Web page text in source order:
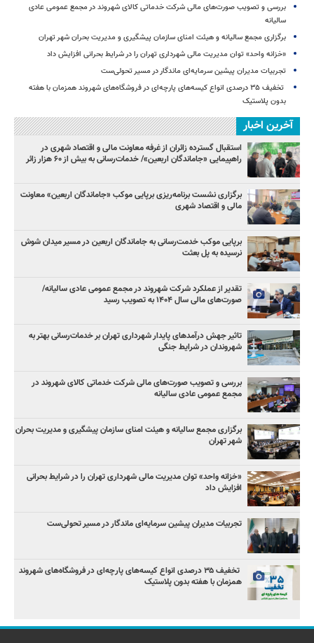
بررسی و تصویب صورت‌های مالی شرکت خدماتی کالای شهروند در مجمع عمومی عادی
سالیانه
برگزاری مجمع سالیانه و هیئت امنای سازمان پیشگیری و مدیریت بحران شهر تهران
«خزانه واحد» توان مدیریت مالی شهرداری تهران را در شرایط بحرانی افزایش داد
تجربیات مدیران پیشین سرمایه‌ای ماندگار در مسیر تحولی‌ست
️ تخفیف ۳۵ درصدی انواع کیسه‌های پارچه‌ای در فروشگاه‌های شهروند همزمان با هفته
بدون پلاستیک
آخرین اخبار
استقبال گسترده زائران از غرفه معاونت مالی و اقتصاد شهری در
راهپیمایی «جاماندگان اربعین»/ خدمات‌رسانی به بیش از ۶۰ هزار زائر
برگزاری نشست برنامه‌ریزی برپایی موکب «جاماندگان اربعین» معاونت
مالی و اقتصاد شهری
برپایی موکب خدمت‌رسانی به جاماندگان اربعین در مسیر میدان شوش
نرسیده به پل بعثت
تقدیر از عملکرد شرکت شهروند در مجمع عمومی عادی سالیانه/
صورت‌های مالی سال ۱۴۰۴ به تصویب رسید
تاثیر جهش درآمدهای پایدار شهرداری تهران بر خدمات‌رسانی بهتر به
شهروندان در شرایط جنگی
بررسی و تصویب صورت‌های مالی شرکت خدماتی کالای شهروند در
مجمع عمومی عادی سالیانه
برگزاری مجمع سالیانه و هیئت امنای سازمان پیشگیری و مدیریت بحران
شهر تهران
«خزانه واحد» توان مدیریت مالی شهرداری تهران را در شرایط بحرانی
افزایش داد
تجربیات مدیران پیشین سرمایه‌ای ماندگار در مسیر تحولی‌ست
️ تخفیف ۳۵ درصدی انواع کیسه‌های پارچه‌ای در فروشگاه‌های شهروند
همزمان با هفته بدون پلاستیک